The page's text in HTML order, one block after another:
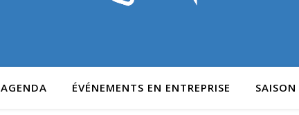
AGENDA ÉVÉNEMENTS EN ENTREPRISE